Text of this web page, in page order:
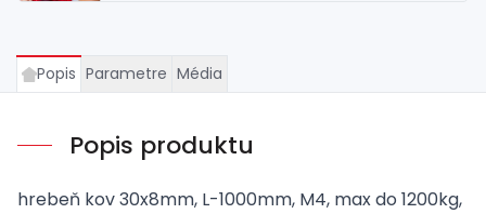
Popis Parametre Média
Popis produktu
hrebeň kov 30x8mm, L-1000mm, M4, max do 1200kg,